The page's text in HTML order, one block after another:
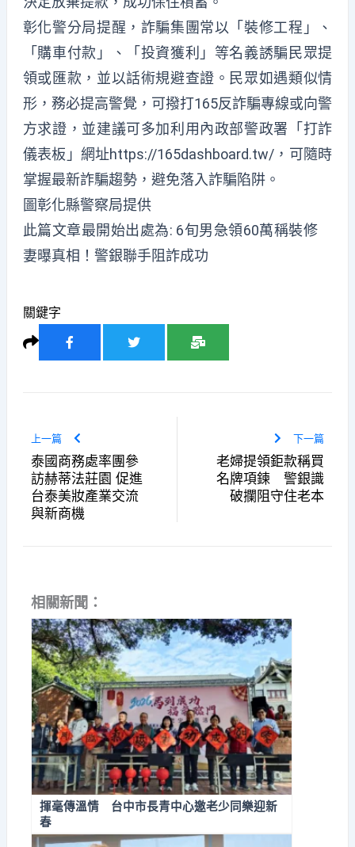
彰化警分局提醒，詐騙集團常以「裝修工程」、
「購車付款」、「投資獲利」等名義誘騙民眾提
領或匯款，並以話術規避查證。民眾如遇類似情
形，務必提高警覺，可撥打165反詐騙專線或向警
方求證，並建議可多加利用內政部警政署「打詐
儀表板」網址https://165dashboard.tw/，可隨時
掌握最新詐騙趨勢，避免落入詐騙陷阱。
圖彰化縣警察局提供
此篇文章最開始出處為: 6旬男急領60萬稱裝修
妻曝真相！警銀聯手阻詐成功
關鍵字
上一篇
泰國商務處率團參
訪赫蒂法莊園 促進
台泰美妝產業交流
與新商機
下一篇
老婦提領鉅款稱買
名牌項鍊 警銀識
破攔阻守住老本
相關新聞：
揮毫傳溫情 台中市長青中心邀老少同樂迎新
春